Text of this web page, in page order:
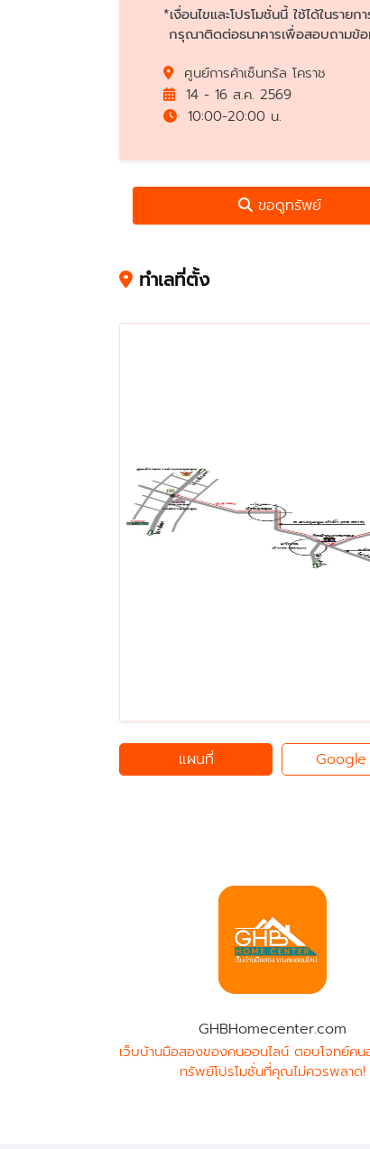
*เงื่อนไขและโปรโมชั่นนี้ ใช้ได้ในราย
กรุณาติดต่อธนาคารเพื่อสอบถามข้อ
ศูนย์การค้าเซ็นทรัล โคราช
14 - 16 ส.ค. 2569
10:00-20:00 น.
ขอดูทรัพย์
ทำเลที่ตั้ง
แผนที่
GHBHomecenter.com
เว็บบ้านมือสองของคนออนไลน์ ตอบโจทย์คน
ทรัพย์โปรโมชั่นที่คุณไม่ควรพลาด!